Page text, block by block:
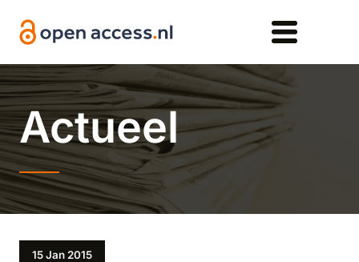
Actueel
15 Jan 2015